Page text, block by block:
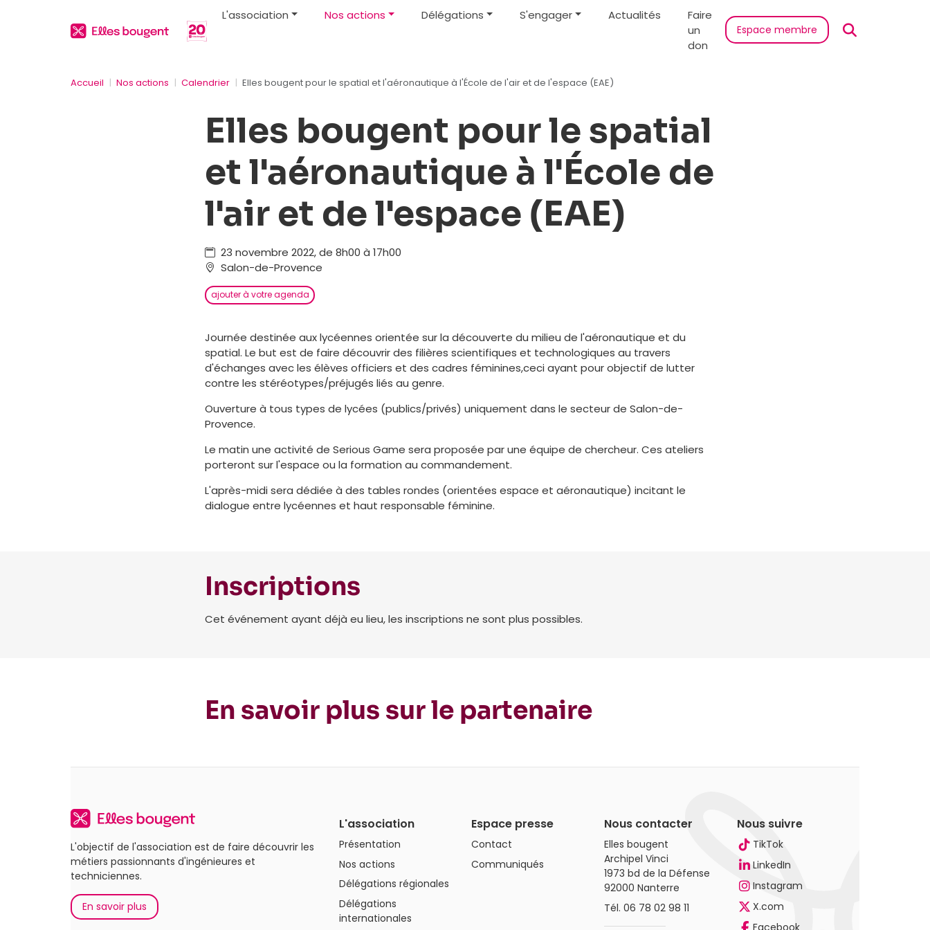
L'association Nos actions Délégations S'engager Actualités
Faire
un
don
Espace membre
Accueil Nos actions Calendrier Elles bougent pour le spatial et l'aéronautique à l'École de l'air et de l'espace (EAE)
Elles bougent pour le spatial
et l'aéronautique à l'École de
l'air et de l'espace (EAE)
23 novembre 2022, de 8h00 à 17h00
Salon-de-Provence
ajouter à votre agenda
Journée destinée aux lycéennes orientée sur la découverte du milieu de l'aéronautique et du
spatial. Le but est de faire découvrir des filières scientifiques et technologiques au travers
d'échanges avec les élèves officiers et des cadres féminines,ceci ayant pour objectif de lutter
contre les stéréotypes/préjugés liés au genre.
Ouverture à tous types de lycées (publics/privés) uniquement dans le secteur de Salon-de-
Provence.
Le matin une activité de Serious Game sera proposée par une équipe de chercheur. Ces ateliers
porteront sur l'espace ou la formation au commandement.
L'après-midi sera dédiée à des tables rondes (orientées espace et aéronautique) incitant le
dialogue entre lycéennes et haut responsable féminine.
Inscriptions
Cet événement ayant déjà eu lieu, les inscriptions ne sont plus possibles.
En savoir plus sur le partenaire
L'objectif de l'association est de faire découvrir les
métiers passionnants d'ingénieures et
techniciennes.
En savoir plus
L'association
Présentation
Nos actions
Délégations régionales
Délégations
internationales
Espace presse
Contact
Communiqués
Nous contacter
Elles bougent
Archipel Vinci
1973 bd de la Défense
92000 Nanterre
Tél.06 78 02 98 11
Nous suivre
TikTok
LinkedIn
Instagram
X.com
Facebook